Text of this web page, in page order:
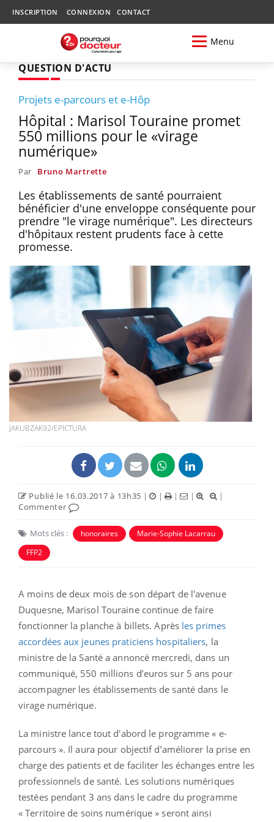
INSCRIPTION CONNEXION CONTACT
Menu
QUESTION D'ACTU
Projets e-parcours et e-Hôp
Hôpital : Marisol Touraine promet
550 millions pour le «virage
numérique»
Par Bruno Martrette
Les établissements de santé pourraient
bénéficier d'une enveloppe conséquente pour
prendre "le virage numérique". Les directeurs
d'hôpitaux restent prudents face à cette
promesse.
JAKUBZAK92/EPICTURA
Publié le 16.03.2017 à 13h35 | | | |
|
Commenter
Mots clés : honoraires
Marie-Sophie Lacarrau
FFP2
A moins de deux mois de son départ de l'avenue
Duquesne, Marisol Touraine continue de faire
fonctionner la planche à billets. Après les primes
accordées aux jeunes praticiens hospitaliers, la
ministre de la Santé a annoncé mercredi, dans un
communiqué, 550 millions d’euros sur 5 ans pour
accompagner les établissements de santé dans le
virage numérique.
La ministre lance tout d'abord le programme « e-
parcours ». Il aura pour objectif d’améliorer la prise en
charge des patients et de faciliter les échanges entre les
professionnels de santé. Les solutions numériques
testées pendant 3 ans dans le cadre du programme
« Territoire de soins numérique » seront ainsi